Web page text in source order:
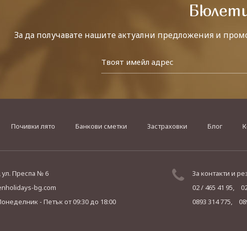
За да получавате нашите актуални предложения и
Почивки лято Банкови сметки Застраховки Блог
Преспа № 6
bg.com
- Петъкот 09:30 до 18:00
За контакти и
02 / 465 41 95,
0893 314 775,